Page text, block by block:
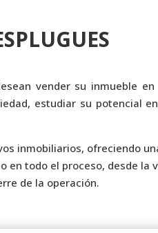
vender su inmueble en
estudiar su potencial
inmobiliarios, ofreciendo
en todo el proceso, desde la
de la operación.